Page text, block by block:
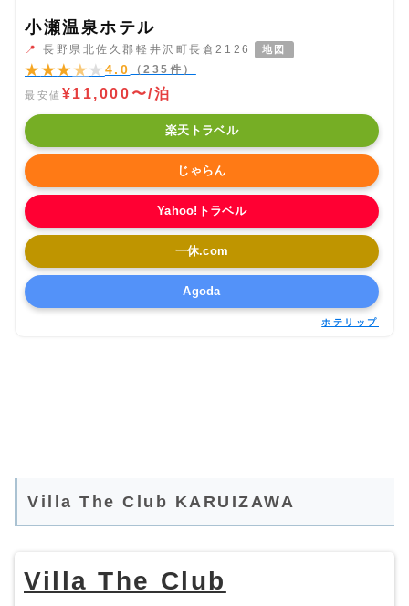
小瀬温泉ホテル
📍 長野県北佐久郡軽井沢町長倉2126 地図
★★★ ★ ★ 4.0 （235件）
最安値 ¥11,000〜/泊
楽天トラベル
じゃらん
Yahoo!トラベル
一休.com
Agoda
ホテリップ
Villa The Club KARUIZAWA
Villa The Club